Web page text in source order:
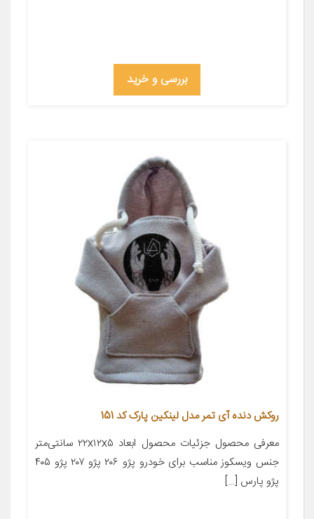
بررسی و خرید
روکش دنده آی تمر مدل لینکین پارک کد 151
معرفی محصول جزئیات محصول ابعاد ۲۲x۱۲x۵ سانتی‌متر
جنس ویسکوز مناسب برای خودرو پژو ۲۰۶ پژو ۲۰۷ پژو ۴۰۵
پژو پارس […]